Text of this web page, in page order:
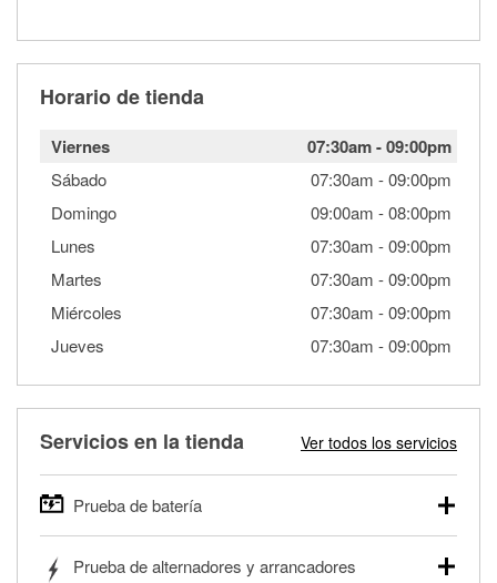
Horario de tienda
Viernes 07:30am-09:00pm
Sábado 07:30am -09:00pm
Domingo
09:00am -08:00pm
Lunes
07:30am -09:00pm
Martes
07:30am -09:00pm
Miércoles
07:30am -09:00pm
Jueves
07:30am -09:00pm
Servicios en la tienda Ver todos los servicios
Prueba de batería
autos, camionetas, SUVs, vehículos comerciales y
Prueba de alternadores y arrancadores